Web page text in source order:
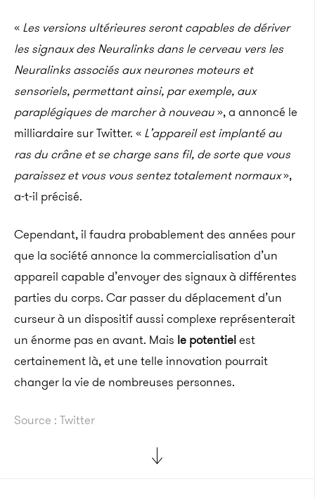
« Les versions ultérieures seront capables de dériver
les signaux des Neuralinks dans le cerveau vers les
Neuralinks associés aux neurones moteurs et
sensoriels, permettant ainsi, par exemple, aux
paraplégiques de marcher à nouveau», a annoncé le
milliardaire sur Twitter. « L’appareil est implanté au
ras du crâne et se charge sans fil, de sorte que vous
paraissez et vous vous sentez totalement normaux»,
a-t-il précisé.
Cependant, il faudra probablement des années pour
que la société annonce la commercialisation d’un
appareil capable d’envoyer des signaux à différentes
parties du corps. Car passer du déplacement d’un
curseur à un dispositif aussi complexe représenterait
un énorme pas en avant. Mais le potentielest
certainement là, et une telle innovation pourrait
changer la vie de nombreuses personnes.
Source : Twitter